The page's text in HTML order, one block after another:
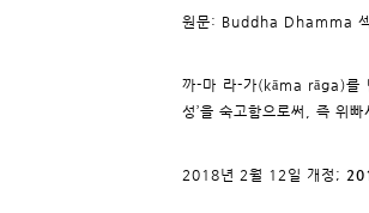
원문: Buddha Dhamma 섹
까-마 라-가(kāma rāga)를
성’을 숙고함으로써, 즉 위
2018년 2월 12일 개정;